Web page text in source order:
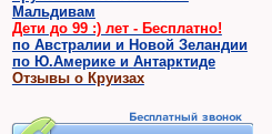
Мальдивам
Дети до 99 :) лет - Бесплатно!
по Австралии и Новой Зеландии
по Ю.Америке и Антарктиде
Отзывы о Круизах